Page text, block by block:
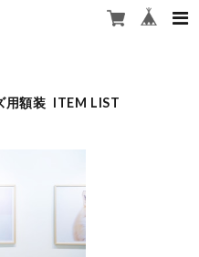
用額装 ITEM LIST